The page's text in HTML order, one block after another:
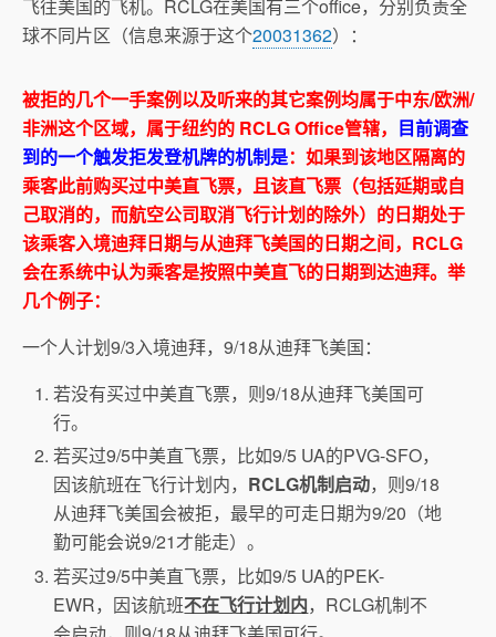
飞往美国的飞机。RCLG在美国有三个office，分别负责全
球不同片区（信息来源于这个20031362）：
被拒的几个一手案例以及听来的其它案例均属于中东/欧洲/
非洲这个区域，属于纽约的 RCLG Office管辖， 目前调查
到的一个触发拒发登机牌的机制是：如果到该地区隔离的
乘客此前购买过中美直飞票，且该直飞票（包括延期或自
己取消的，而航空公司取消飞行计划的除外）的日期处于
该乘客入境迪拜日期与从迪拜飞美国的日期之间，RCLG
会在系统中认为乘客是按照中美直飞的日期到达迪拜。举
几个例子：
一个人计划9/3入境迪拜，9/18从迪拜飞美国：
若没有买过中美直飞票，则9/18从迪拜飞美国可
行。
若买过9/5中美直飞票，比如9/5 UA的PVG-SFO，
因该航班在飞行计划内， RCLG机制启动，则9/18
从迪拜飞美国会被拒，最早的可走日期为9/20（地
勤可能会说9/21才能走）。
若买过9/5中美直飞票，比如9/5 UA的PEK-
EWR，因该航班不在飞行计划内，RCLG机制不